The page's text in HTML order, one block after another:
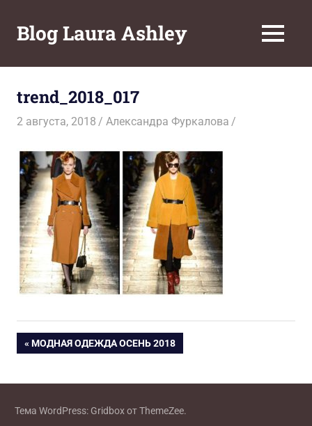
содержимому
Blog Laura Ashley МЕНЮ
trend_2018_017
2 августа, 2018 Александра Фуркалова
Навигация
по
записям
ПРЕДЫДУЩАЯ
МОДНАЯ ОДЕЖДА ОСЕНЬ 2018
Тема WordPress: Gridbox от ThemeZee.